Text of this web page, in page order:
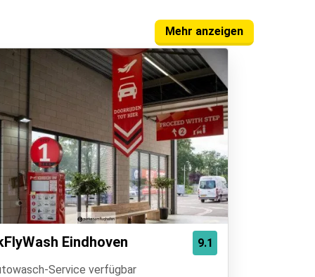
Mehr anzeigen
9.1
Eindhoven
Service verfügbar